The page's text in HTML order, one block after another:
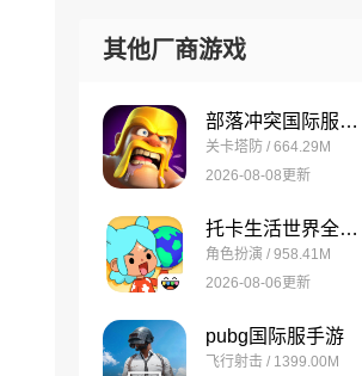
其他厂商游戏
部落冲突国际服最新版
关卡塔防 / 664.29M
2026-08-08更新
托卡生活世界全解锁版
角色扮演 / 958.41M
2026-08-06更新
pubg国际服手游
飞行射击 / 1399.00M